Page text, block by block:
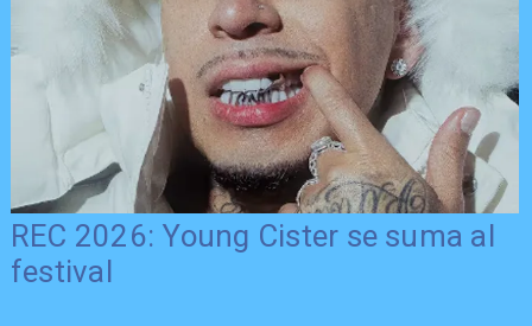
REC 2026: Young Cister se suma al
festival